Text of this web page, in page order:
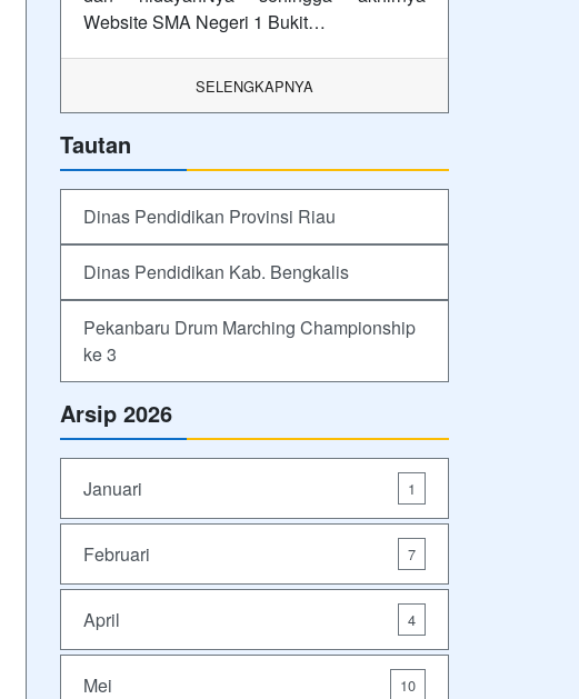
Website SMA Negeri 1 Bukit…
SELENGKAPNYA
Tautan
Dinas Pendidikan Provinsi Riau
Dinas Pendidikan Kab. Bengkalis
Pekanbaru Drum Marching Championship
ke 3
Arsip 2026
Januari 1
Februari 7
April 4
Mei 10